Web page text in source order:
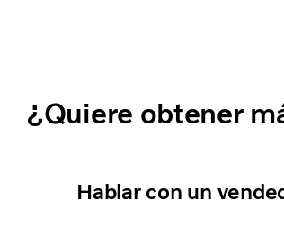
¿Quiere obtener
Hablar con un